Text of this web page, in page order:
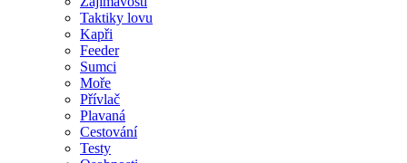
Taktiky lovu
Kapři
Feeder
Sumci
Moře
Přívlač
Plavaná
Cestování
Testy